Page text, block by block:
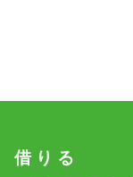
借 り る